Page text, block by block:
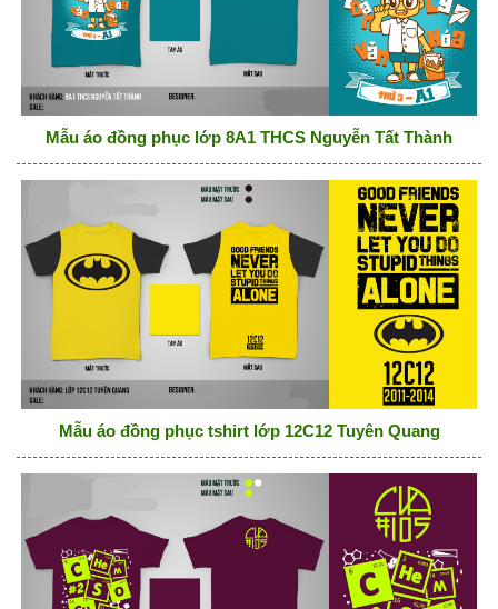
Mẫu áo đồng phục lớp 8A1 THCS Nguyễn Tất Thành
Mẫu áo đồng phục tshirt lớp 12C12 Tuyên Quang